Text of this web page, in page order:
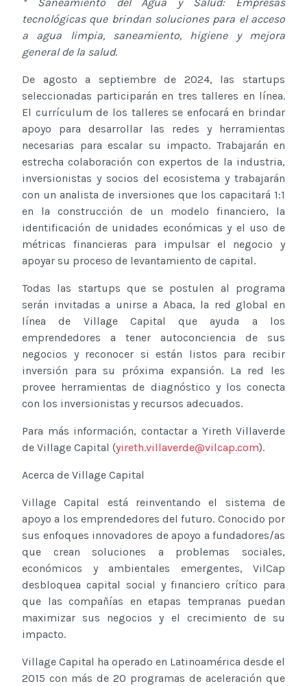
* Saneamiento del Agua y Salud: Empresas
tecnológicas que brindan soluciones para el acceso
a agua limpia, saneamiento, higiene y mejora
general de la salud.
De agosto a septiembre de 2024, las startups
seleccionadas participarán en tres talleres en línea.
El currículum de los talleres se enfocará en brindar
apoyo para desarrollar las redes y herramientas
necesarias para escalar su impacto. Trabajarán en
estrecha colaboración con expertos de la industria,
inversionistas y socios del ecosistema y trabajarán
con un analista de inversiones que los capacitará 1:1
en la construcción de un modelo financiero, la
identificación de unidades económicas y el uso de
métricas financieras para impulsar el negocio y
apoyar su proceso de levantamiento de capital.
Todas las startups que se postulen al programa
serán invitadas a unirse a Abaca, la red global en
línea de Village Capital que ayuda a los
emprendedores a tener autoconciencia de sus
negocios y reconocer si están listos para recibir
inversión para su próxima expansión. La red les
provee herramientas de diagnóstico y los conecta
con los inversionistas y recursos adecuados.
Para más información, contactar a Yireth Villaverde
de Village Capital (yireth.villaverde@vilcap.com).
Acerca de Village Capital
Village Capital está reinventando el sistema de
apoyo a los emprendedores del futuro. Conocido por
sus enfoques innovadores de apoyo a fundadores/as
que crean soluciones a problemas sociales,
económicos y ambientales emergentes, VilCap
desbloquea capital social y financiero crítico para
que las compañías en etapas tempranas puedan
maximizar sus negocios y el crecimiento de su
impacto.
Village Capital ha operado en Latinoamérica desde el
2015 con más de 20 programas de aceleración que